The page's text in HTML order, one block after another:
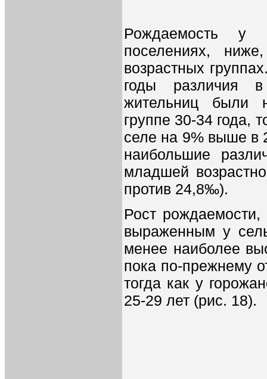
Рождаемость у
поселениях,
возрастных
годы различия
жительниц были
группе 30-34 года,
селе на 9% выше в
наибольшие
младшей
против 24,8‰).
Рост
выраженным у
менее наиболее
пока по-прежнему
тогда как у
25-29 лет (рис. 18).